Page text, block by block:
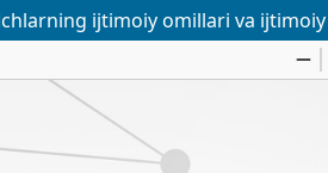
ijtimoiy omillari va